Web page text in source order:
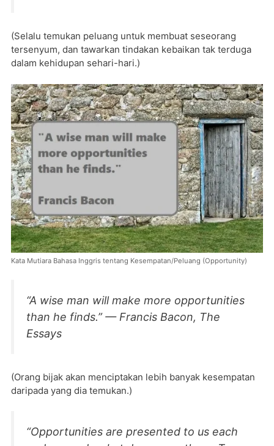
(Selalu temukan peluang untuk membuat seseorang
tersenyum, dan tawarkan tindakan kebaikan tak terduga
dalam kehidupan sehari-hari.)
Kata Mutiara Bahasa Inggris tentang Kesempatan/Peluang (Opportunity)
“A wise man will make more opportunities
than he finds.” — Francis Bacon, The
Essays
(Orang bijak akan menciptakan lebih banyak kesempatan
daripada yang dia temukan.)
“Opportunities are presented to us each